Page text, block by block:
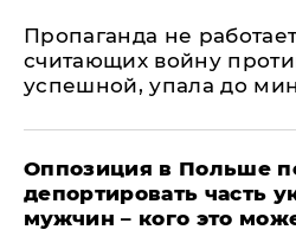
​Пропаганда не
считающих войну
успешной, упала до
Оппозиция в Польше
депортировать часть
мужчин – кого это